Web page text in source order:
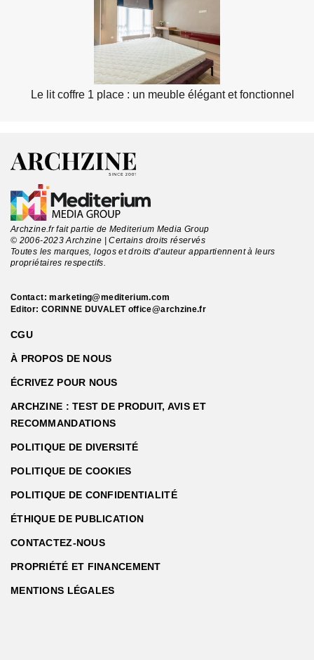
Le lit coffre 1 place : un meuble élégant et fonctionnel
Archzine.fr fait partie de Mediterium Media Group
© 2006-2023 Archzine | Certains droits réservés
Toutes les marques, logos et droits d'auteur appartiennent à leurs
propriétaires respectifs.
Contact:marketing@mediterium.com
Editor: CORINNE DUVALET office@archzine.fr
CGU
À PROPOS DE NOUS
ÉCRIVEZ POUR NOUS
ARCHZINE : TEST DE PRODUIT, AVIS ET
RECOMMANDATIONS
POLITIQUE DE DIVERSITÉ
POLITIQUE DE COOKIES
POLITIQUE DE CONFIDENTIALITÉ
ÉTHIQUE DE PUBLICATION
CONTACTEZ-NOUS
PROPRIÉTÉ ET FINANCEMENT
MENTIONS LÉGALES